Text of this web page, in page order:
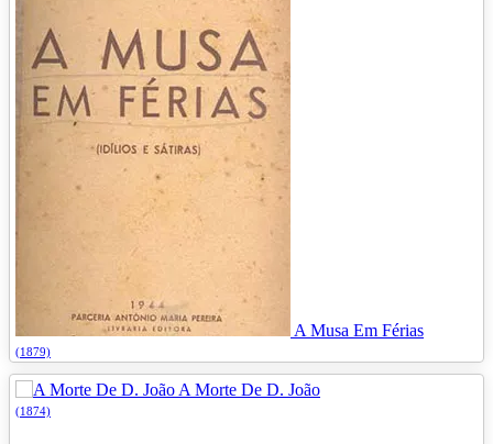
A Musa Em Férias
(1879)
A Morte De D. João
(1874)